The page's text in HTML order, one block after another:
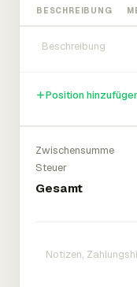
BESCHREIBUNG
Position
Zwischensumme
Steuer
Gesamt